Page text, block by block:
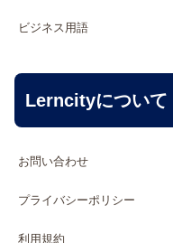
ビジネス用語
Lerncityについて
お問い合わせ
プライバシーポリシー
利用規約